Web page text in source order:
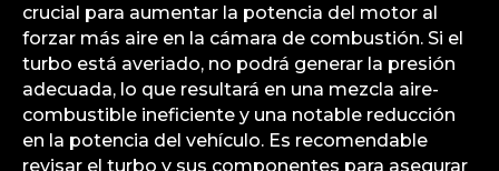
crucial para aumentar la potencia del motor al
forzar más aire en la cámara de combustión. Si el
turbo está averiado, no podrá generar la presión
adecuada, lo que resultará en una mezcla aire-
combustible ineficiente y una notable reducción
en la potencia del vehículo. Es recomendable
revisar el turbo y sus componentes para asegurar